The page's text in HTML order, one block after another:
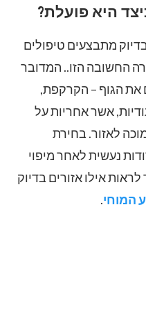
היא פועלת?
מתבצעים טיפולים
החשובה הזו.. המדובר
את הגוף – הקרקפת,
אשר אחריות על
לאזור. בחירת
נעשית לאחר מיפוי
אילו אזורים בדיוק
המוחי.